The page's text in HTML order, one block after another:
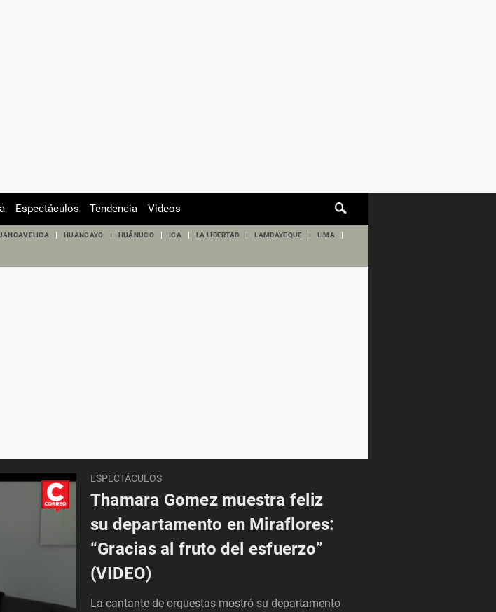
de
Espectáculos Tendencia Videos
HUANCAYO HUÁNUCO ICA LA LIBERTAD LAMBAYEQUE LIMA
ESPECTÁCULOS
Thamara Gomez muestra feliz
su departamento en Miraflores:
“Gracias al fruto del esfuerzo”
(VIDEO)
La cantante de orquestas mostró su departamento